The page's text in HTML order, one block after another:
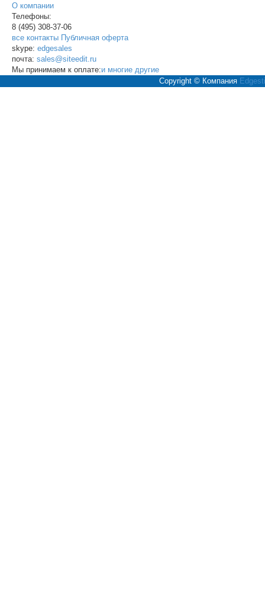
О компании
Телефоны:
8 (495) 308-37-06
все контакты Публичная оферта
skype: edgesales
почта: sales@siteedit.ru
Мы принимаем к оплате:и многие другие
Copyright © Компания